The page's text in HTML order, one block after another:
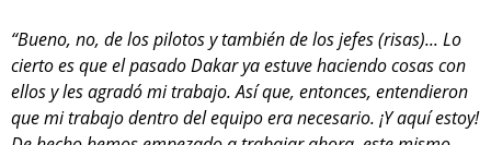
“Bueno, no, de los pilotos y también de los jefes (risas)... Lo
cierto es que el pasado Dakar ya estuve haciendo cosas con
ellos y les agradó mi trabajo. Así que, entonces, entendieron
que mi trabajo dentro del equipo era necesario. ¡Y aquí estoy!